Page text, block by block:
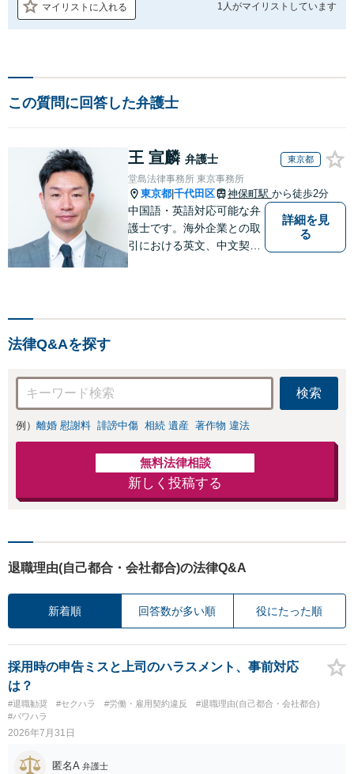
マイリストに入れる 1人がマイリストしています
この質問に回答した弁護士
王 宣麟 弁護士 東京都
堂島法律事務所 東京事務所
東京都 千代田区 神保町駅 から徒歩2分
中国語・英語対応可能な弁
護士です。海外企業との取
引における英文、中文契約
詳細を見
る
法律Q&Aを探す
検索
例） 離婚 慰謝料 誹謗中傷 相続 遺産 著作物 違法
無料法律相談
新しく投稿する
退職理由(自己都合・会社都合)の法律Q&A
新着順 回答数が多い順 役にたった順
採用時の申告ミスと上司のハラスメント、事前対応
は？
#退職勧奨 #セクハラ #労働・雇用契約違反
#退職理由(自己都合・会社都合)
#パワハラ
2026年7月31日
匿名A 弁護士